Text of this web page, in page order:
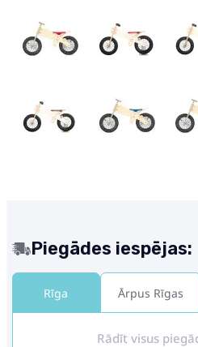
Piegādes iespējas:
Rīga Ārpus Rīgas
Rādīt visus